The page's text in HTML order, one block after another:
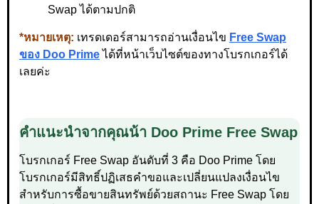
Swap ได้ตามปกติ
*หมายเหตุ: เทรดเดอร์สามารถอ่านเงื่อนไข Free Swap
ของ Doo Primeได้ที่หน้าเว็บไซต์ของทางโบรกเกอร์ได้
เลยค่ะ
คำแนะนำจากคุณน้า Doo Prime Free Swap
โบรกเกอร์ Free Swap อันดับที่ 3 คือ Doo Prime โดย
โบรกเกอร์มีสิทธิ์ปฏิเสธคำขอและเปลี่ยนแปลงเงื่อนไข
สำหรับการซื้อขายสินทรัพย์ด้วยสถานะ Free Swap โดย